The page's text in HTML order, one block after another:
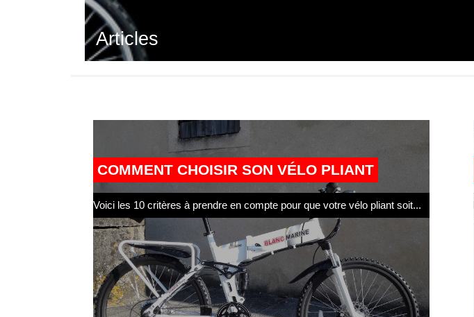
Articles
COMMENT CHOISIR SON VÉLO PLIANT
Voici les 10 critères à prendre en compte pour que votre vélo pliant soit...